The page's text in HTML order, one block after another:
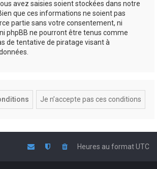
avez saisies soient stockées dans notre
que ces informations ne soient pas
partie sans votre consentement, ni
phpBB ne pourront être tenus comme
de tentative de piratage visant à
Heures au formatUTC